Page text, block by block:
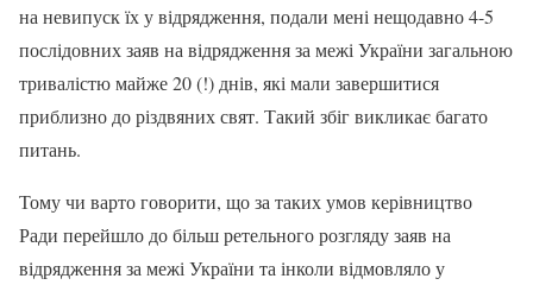
на невипуск їх у відрядження, подали мені нещодавно 4-5
послідовних заяв на відрядження за межі України загальною
тривалістю майже 20 (!) днів, які мали завершитися
приблизно до різдвяних свят. Такий збіг викликає багато
питань.
Тому чи варто говорити, що за таких умов керівництво
Ради перейшло до більш ретельного розгляду заяв на
відрядження за межі України та інколи відмовляло у